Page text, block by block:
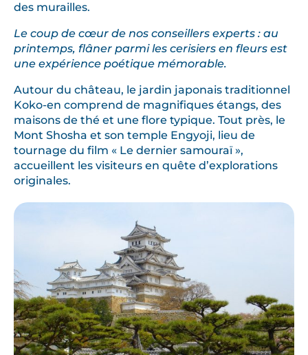
des murailles.
Le coup de cœur de nos conseillers experts : au
printemps, flâner parmi les cerisiers en fleurs est
une expérience poétique mémorable.
Autour du château, le jardin japonais traditionnel
Koko-en comprend de magnifiques étangs, des
maisons de thé et une flore typique. Tout près, le
Mont Shosha et son temple Engyoji, lieu de
tournage du film « Le dernier samouraï »,
accueillent les visiteurs en quête d’explorations
originales.